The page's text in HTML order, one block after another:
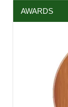
AWARDS